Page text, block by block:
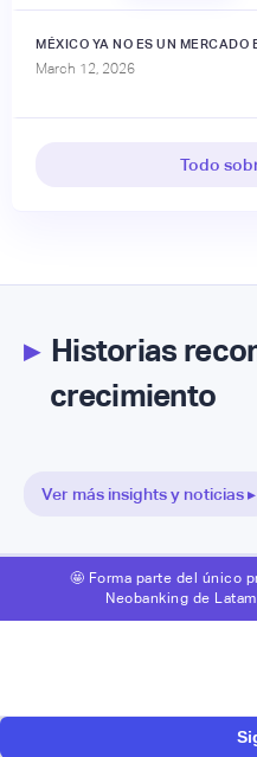
MÉXICO YA NO ES UN MERCADO
March 12, 2026
Todo
▸Historias
crecimiento
Ver más insights y noticias ▸
🤩 Forma parte del único
Neobanking de Latam.